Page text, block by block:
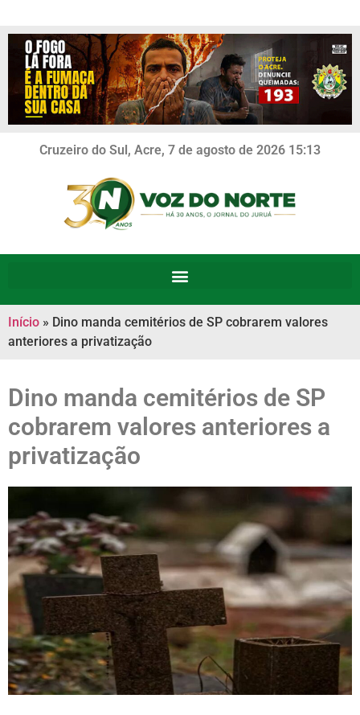
Cruzeiro do Sul, Acre, 7 de agosto de 2026 15:13
Início » Dino manda cemitérios de SP cobrarem valores
anteriores a privatização
Dino manda cemitérios de SP
cobrarem valores anteriores a
privatização